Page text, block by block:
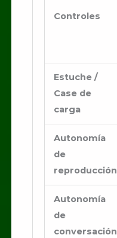
Controles
Estuche /
Case de
carga
Autonomía
de
reproducción
Autonomía
de
conversación